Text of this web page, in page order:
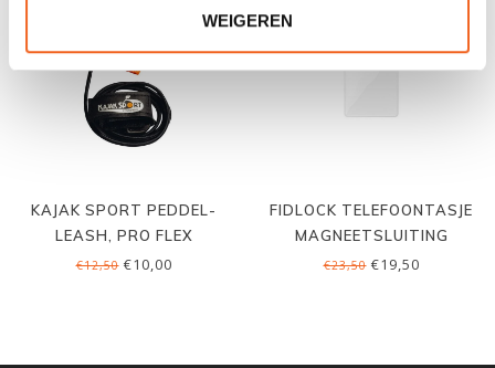
WEIGEREN
KAJAK SPORT PEDDEL-
LEASH, PRO FLEX
€12,50€10,00
FIDLOCK TELEFOONTASJE
MAGNEETSLUITING
€23,50€19,50